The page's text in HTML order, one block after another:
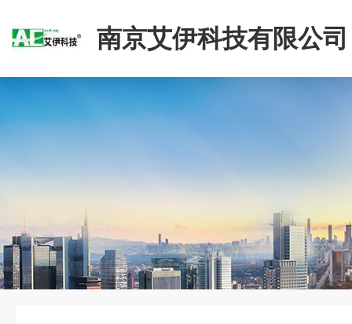
南京艾伊科技有限公司